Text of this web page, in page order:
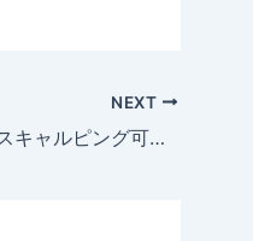
NEXT
easyMarketsはスキャルピング可能？規約と口座タイプ別の制限を解説